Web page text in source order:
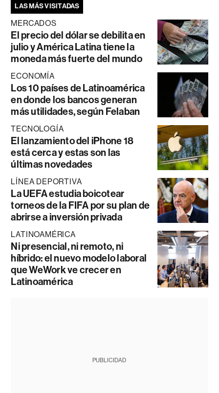
LAS MÁS VISITADAS
MERCADOS
El precio del dólar se debilita en
julio y América Latina tiene la
moneda más fuerte del mundo
ECONOMÍA
Los 10 países de Latinoamérica
en donde los bancos generan
más utilidades, según Felaban
TECNOLOGÍA
El lanzamiento del iPhone 18
está cerca y estas son las
últimas novedades
LÍNEA DEPORTIVA
La UEFA estudia boicotear
torneos de la FIFA por su plan de
abrirse a inversión privada
LATINOAMÉRICA
Ni presencial, ni remoto, ni
híbrido: el nuevo modelo laboral
que WeWork ve crecer en
Latinoamérica
PUBLICIDAD